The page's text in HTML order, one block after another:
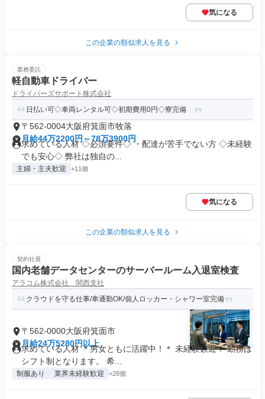
気になる
この企業の類似求人を見る
業務委託
軽自動車ドライバー
ドライバーズサポート株式会社
日払い可◇車両レンタル可◇初期費用0円◇寮完備
〒562-0004大阪府箕面市牧落
月給44万2200円～78万3900円
求めている人材 ◇必須要件◇ ・配達が苦手でない方 ◇未経験
でも安心◇ 弊社は独自の...
主婦・主夫歓迎 +11個
気になる
この企業の類似求人を見る
契約社員
国内老舗データセンターのサーバールーム入退室検査
アラコム株式会社 関西支社
クラウドを守る仕事/車通勤OK/個人ロッカー・シャワー室完備
〒562-0000大阪府箕面市
月給24万5280円以上
求めている人材 ＊男女ともに活躍中！＊ 未経験歓迎！ 勤務は
シフト制となります。 希...
制服あり 業界未経験歓迎 +28個